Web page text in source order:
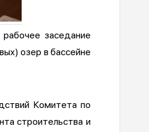
заседание
озер в бассейне
Комитета по
строительства и